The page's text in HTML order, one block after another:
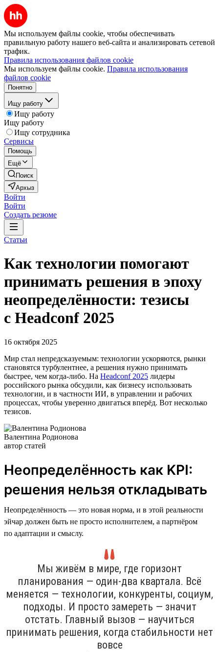
Мы используем файлы cookie, чтобы обеспечивать
правильную работу нашего веб-сайта и анализировать сетевой
трафик.
Правила использования файлов cookie
Мы используем файлы cookie. Правила использования
файлов cookie
Понятно
Ищу работу
Ищу работу
Ищу работу
Ищу сотрудника
Сервисы
Помощь
Ещё
Поиск
Архыз
Войти
Войти
Создать резюме
Статьи
Как технологии помогают
принимать решения в эпоху
неопределённости: тезисы
с Headconf 2025
16 октября 2025
Мир стал непредсказуемым: технологии ускоряются, рынки
становятся турбулентнее, а решения нужно принимать
быстрее, чем когда-либо. На Headсonf 2025 лидеры
российского рынка обсудили, как бизнесу использовать
технологии, и в частности ИИ, в управлении и рабочих
процессах, чтобы уверенно двигаться вперёд. Вот несколько
тезисов.
Валентина Родионова
автор статей
Неопределённость как KPI:
решения нельзя откладывать
Неопределённость — это новая норма, и в этой реальности
эйчар должен быть не просто исполнителем, а партнёром
по адаптации и смыслу.
Мы живём в мире, где горизонт
планирования — один-два квартала. Всё
меняется — технологии, конкуренты, социум,
подходы. И просто замереть — значит
отстать. Главный вызов — научиться
принимать решения, когда стабильности нет
вовсе